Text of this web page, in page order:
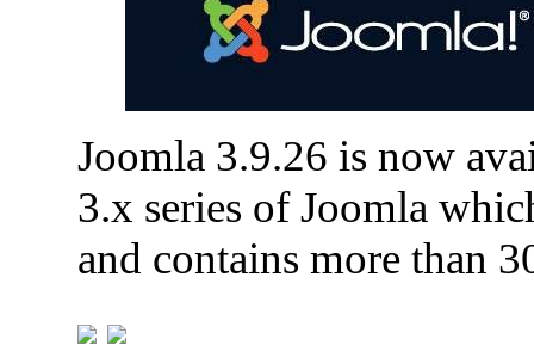
Joomla 3.9.26 is now
3.x series of Joomla
and contains more than